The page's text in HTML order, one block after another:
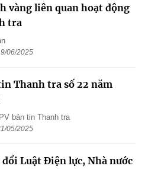
vàng liên quan hoạt động
tra
06/2025
Thanh tra số 22 năm
bản tin Thanh tra
05/2025
đổi Luật Điện lực, Nhà nước